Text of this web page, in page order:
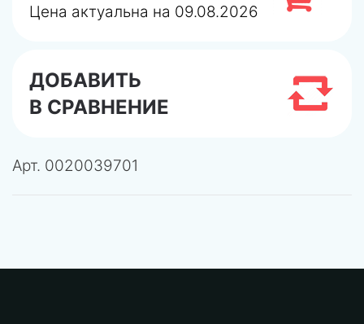
Цена актуальна на 09.08.2026
ДОБАВИТЬ
В СРАВНЕНИЕ
Арт. 0020039701